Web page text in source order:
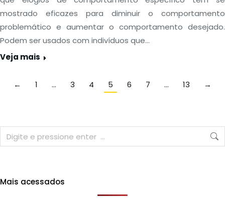
mostrado eficazes para diminuir o comportamento
problemático e aumentar o comportamento desejado.
Podem ser usados com indivíduos que…
Veja mais
← 1 … 3 4 5 6 7 … 13 →
Mais acessados